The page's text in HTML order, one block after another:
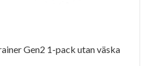
Gen2 1-pack utan väska